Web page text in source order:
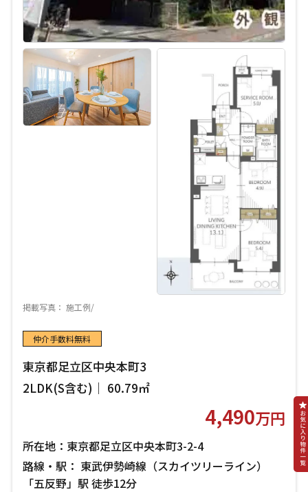
掲載写真： 施工例/
仲介手数料無料
東京都足立区中央本町3
2LDK(S含む)｜ 60.79㎡
4,490万円
所在地：東京都足立区中央本町3-2-4
路線・駅： 東武伊勢崎線（スカイツリーライン）
「五反野」駅 徒歩12分